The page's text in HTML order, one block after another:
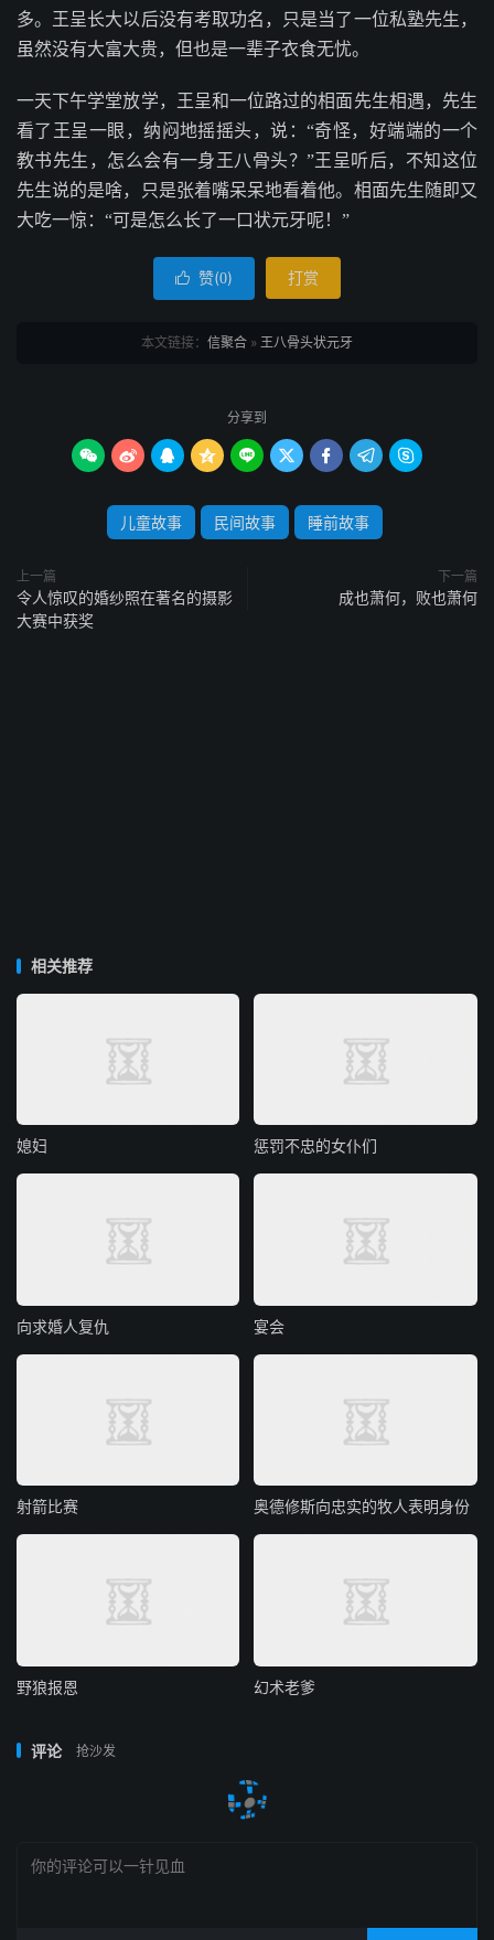
多。王呈长大以后没有考取功名，只是当了一位私塾先生，
虽然没有大富大贵，但也是一辈子衣食无忧。
一天下午学堂放学，王呈和一位路过的相面先生相遇，先生
看了王呈一眼，纳闷地摇摇头，说：“奇怪，好端端的一个
教书先生，怎么会有一身王八骨头？”王呈听后，不知这位
先生说的是啥，只是张着嘴呆呆地看着他。相面先生随即又
大吃一惊：“可是怎么长了一口状元牙呢！”
 赞(0) 打赏
本文链接： 信聚合 » 王八骨头状元牙
分享到
        
儿童故事 民间故事 睡前故事
上一篇
令人惊叹的婚纱照在著名的摄影
大赛中获奖
下一篇
成也萧何，败也萧何
相关推荐
媳妇 惩罚不忠的女仆们
向求婚人复仇 宴会
射箭比赛 奥德修斯向忠实的牧人表明身份
野狼报恩 幻术老爹
评论 抢沙发